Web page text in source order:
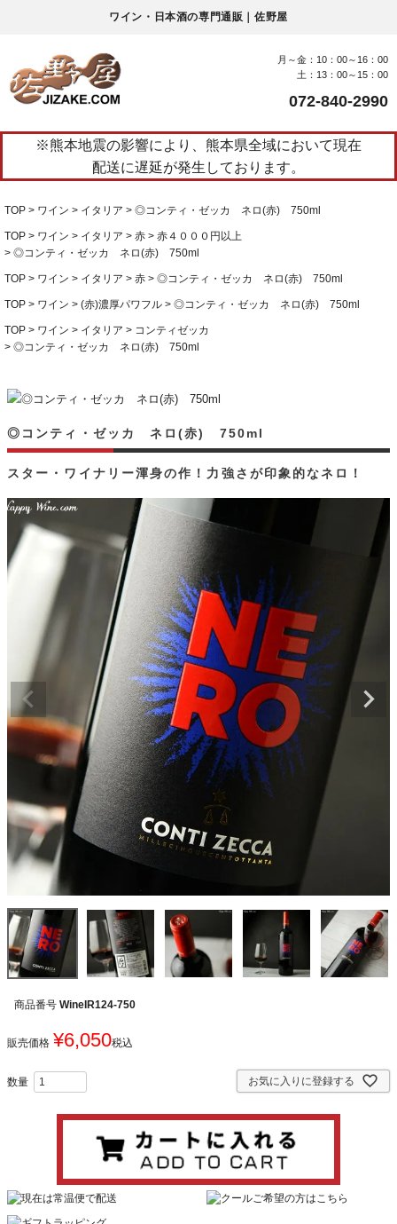
ワイン・日本酒の専門通販｜佐野屋
月～金：10：00～16：00
土：13：00～15：00
072-840-2990
※熊本地震の影響により、熊本県全域において現在
配送に遅延が発生しております。
TOP ワイン イタリア ◎コンティ・ゼッカ ネロ(赤) 750ml
TOP ワイン イタリア 赤
赤４０００円以上
◎コンティ・ゼッカ ネロ(赤) 750ml
TOP ワイン イタリア 赤 ◎コンティ・ゼッカ ネロ(赤) 750ml
TOP ワイン (赤)濃厚パワフル ◎コンティ・ゼッカ ネロ(赤) 750ml
TOP ワイン イタリア
コンティゼッカ
◎コンティ・ゼッカ ネロ(赤) 750ml
スター・ワイナリー渾身の作！力強さが印象的なネロ！
◎コンティ・ゼッカ ネロ(赤) 750ml
商品番号 WineIR124-750
販売価格 ¥6,050税込
お気に入りに登録する